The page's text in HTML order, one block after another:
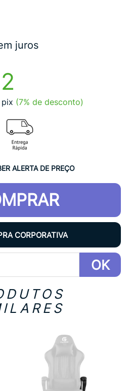
juros
(7% de desconto)
ALERTA DE PREÇO
CORPORATIVA
OK